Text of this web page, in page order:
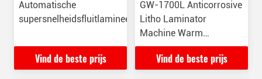
Automatische
supersnelheidsfluitlamineermachine
Vind de beste prijs
GW-1700L Anticorrosive
Litho Laminator
Machine Warm
lamineren 16000 vellen /
Vind de beste prijs